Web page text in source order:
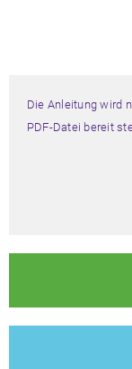
Die Anleitung wird
PDF-Datei bereit